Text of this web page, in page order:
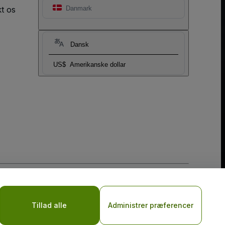
Danmark
Dansk
US$ Amerikanske dollar
os
Tillad alle Administrer præferencer